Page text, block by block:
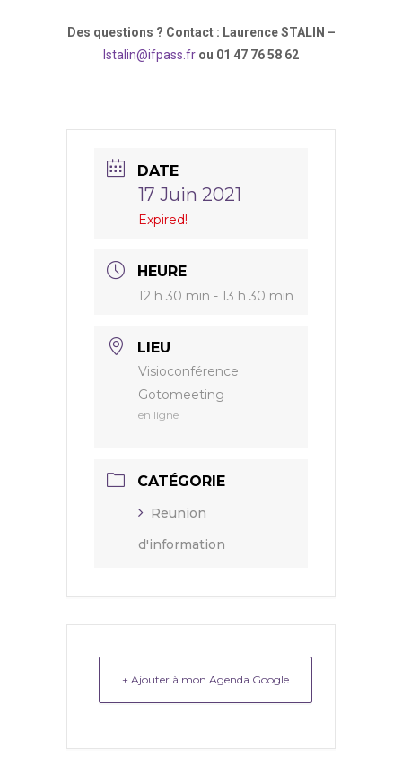
Des questions ? Contact : Laurence STALIN –
lstalin@ifpass.fr ou 01 47 76 58 62
DATE
17 Juin 2021
Expired!
HEURE
12 h 30 min - 13 h 30 min
LIEU
Visioconférence
Gotomeeting
en ligne
CATÉGORIE
Reunion
d'information
+ Ajouter à mon Agenda Google